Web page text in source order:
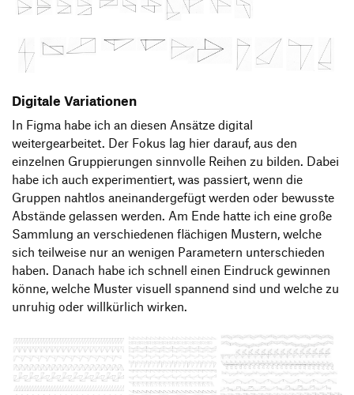
Digitale Variationen
In Figma habe ich an diesen Ansätze digital
weitergearbeitet. Der Fokus lag hier darauf, aus den
einzelnen Gruppierungen sinnvolle Reihen zu bilden. Dabei
habe ich auch experimentiert, was passiert, wenn die
Gruppen nahtlos aneinandergefügt werden oder bewusste
Abstände gelassen werden. Am Ende hatte ich eine große
Sammlung an verschiedenen flächigen Mustern, welche
sich teilweise nur an wenigen Parametern unterschieden
haben. Danach habe ich schnell einen Eindruck gewinnen
könne, welche Muster visuell spannend sind und welche zu
unruhig oder willkürlich wirken.